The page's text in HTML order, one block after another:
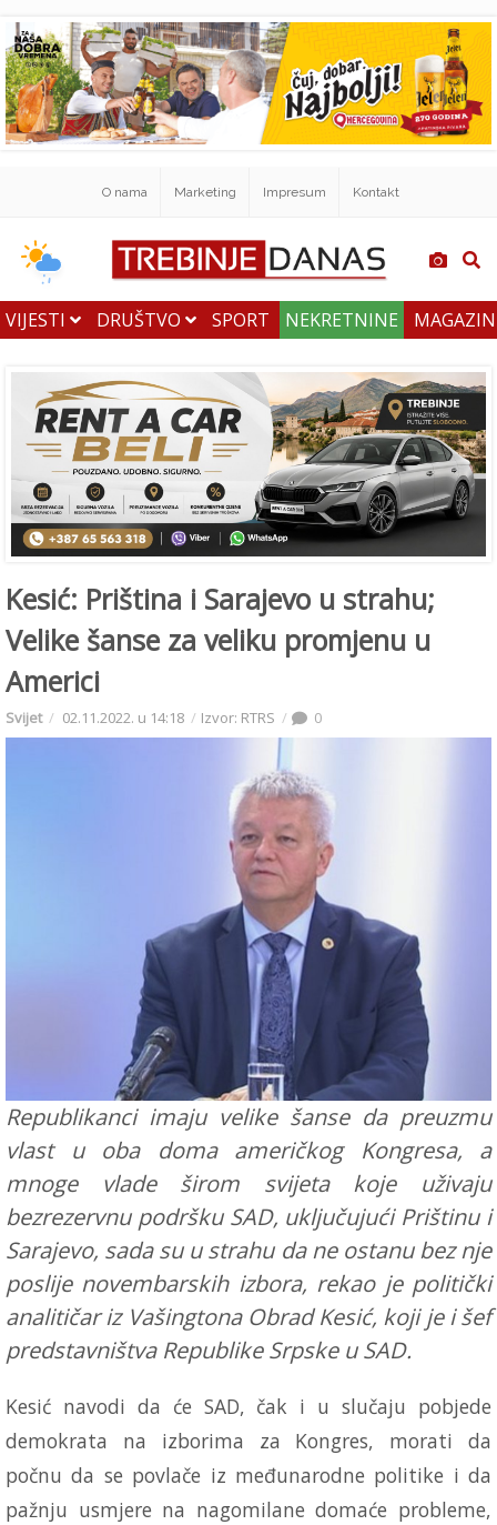
O nama Marketing Impresum Kontakt
VIJESTI DRUŠTVO SPORT NEKRETNINE
Kesić: Priština i Sarajevo u strahu;
Velike šanse za veliku promjenu u
Americi
Svijet 02.11.2022. u 14:18 Izvor: RTRS 0
Republikanci imaju velike šanse da preuzmu
vlast u oba doma američkog Kongresa, a
mnoge vlade širom svijeta koje uživaju
bezrezervnu podršku SAD, uključujući Prištinu i
Sarajevo, sada su u strahu da ne ostanu bez nje
poslije novembarskih izbora, rekao je politički
analitičar iz Vašingtona Obrad Kesić, koji je i šef
predstavništva Republike Srpske u SAD.
Kesić navodi da će SAD, čak i u slučaju pobjede
demokrata na izborima za Kongres, morati da
počnu da se povlače iz međunarodne politike i da
pažnju usmjere na nagomilane domaće probleme,